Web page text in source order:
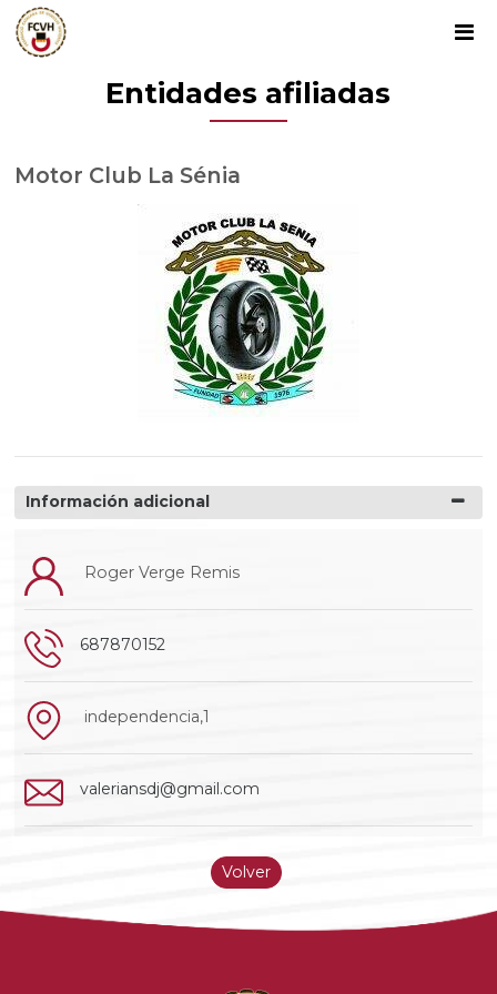
Entidades afiliadas
Motor Club La Sénia
Información adicional
Roger Verge Remis
687870152
independencia,1
valeriansdj@gmail.com
Volver